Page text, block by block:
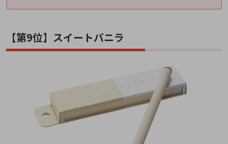
【第9位】スイートバニラ